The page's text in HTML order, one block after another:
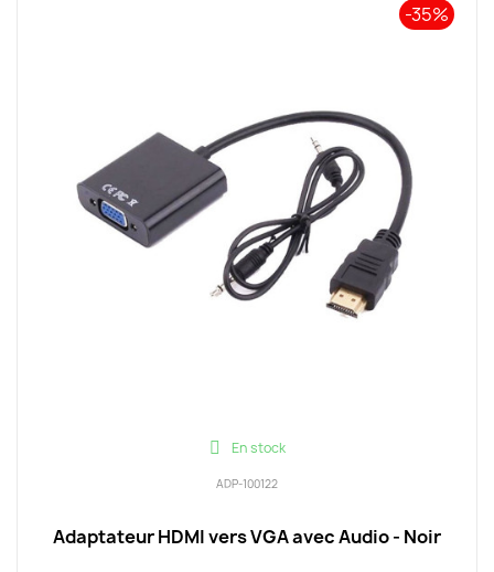
-35%
En stock
ADP-100122
Adaptateur HDMI vers VGA avec Audio - Noir